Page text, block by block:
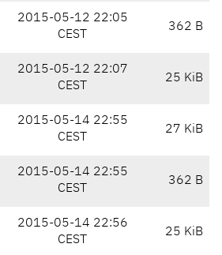
2015-05-12 22:05
CEST
362 B
2015-05-12 22:07
CEST
25 KiB
2015-05-14 22:55
CEST
27 KiB
2015-05-14 22:55
CEST
362 B
2015-05-14 22:56
CEST
25 KiB